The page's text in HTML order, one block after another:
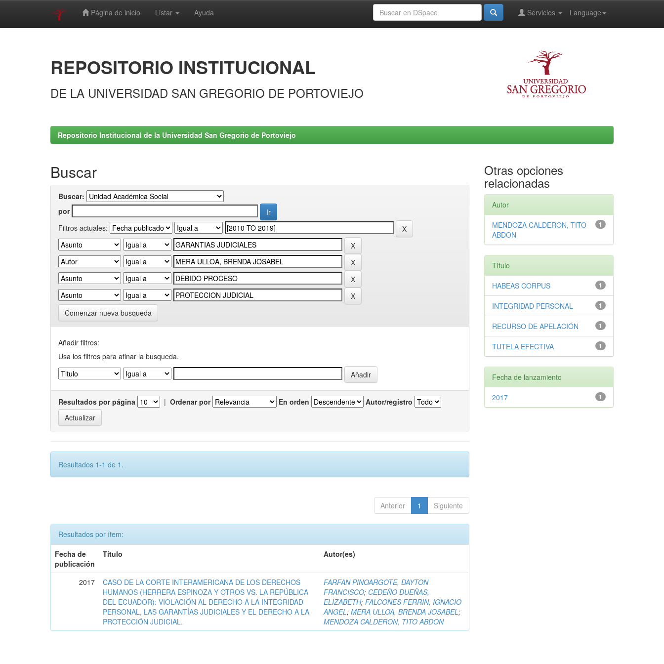
Página de inicio Listar Ayuda Language
Servicios
REPOSITORIO INSTITUCIONAL
DE LA UNIVERSIDAD SAN GREGORIO DE PORTOVIEJO
Repositorio Institucional de la Universidad San Gregorio de Portoviejo
Buscar
Buscar:
por
Filtros actuales:
Comenzar nueva busqueda
Añadir filtros:
Usa los filtros para afinar la busqueda.
Resultados por página | Ordenar por En orden Autor/registro
Resultados 1-1 de 1.
Anterior 1 Siguiente
Resultados por ítem:
Fecha de
publicación
Título Autor(es)
2017
CASO DE LA CORTE INTERAMERICANA DE LOS DERECHOS
HUMANOS (HERRERA ESPINOZA Y OTROS VS. LA REPÚBLICA
DEL ECUADOR): VIOLACIÓN AL DERECHO A LA INTEGRIDAD
PERSONAL, LAS GARANTÍAS JUDICIALES Y EL DERECHO A LA
PROTECCIÓN JUDICIAL.
FARFAN PINOARGOTE, DAYTON
FRANCISCO; CEDEÑO DUEÑAS,
ELIZABETH;FALCONES FERRIN, IGNACIO
ANGEL;MERA ULLOA, BRENDA JOSABEL;
MENDOZA CALDERON, TITO ABDON
Otras opciones
relacionadas
Autor
1
MENDOZA CALDERON, TITO
ABDON
Título
1
HABEAS CORPUS
1
INTEGRIDAD PERSONAL
1
RECURSO DE APELACIÓN
1
TUTELA EFECTIVA
Fecha de lanzamiento
1
2017